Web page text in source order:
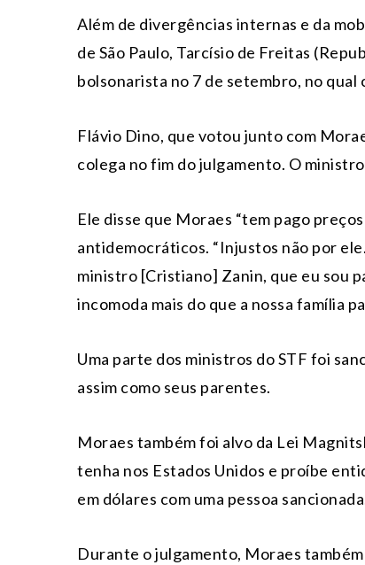
Além de divergências internas e da
de São Paulo, Tarcísio de Freitas
bolsonarista no 7 de setembro, no
Flávio Dino, que votou junto com
colega no fim do julgamento. O
Ele disse que Moraes “tem pago
antidemocráticos. “Injustos não por
ministro [Cristiano] Zanin, que eu sou
incomoda mais do que a nossa família
Uma parte dos ministros do STF foi
assim como seus parentes.
Moraes também foi alvo da Lei
tenha nos Estados Unidos e proíbe
em dólares com uma pessoa
Durante o julgamento, Moraes